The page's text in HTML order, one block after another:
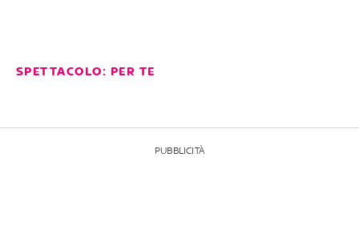
SPETTACOLO: PER TE
PUBBLICITÀ